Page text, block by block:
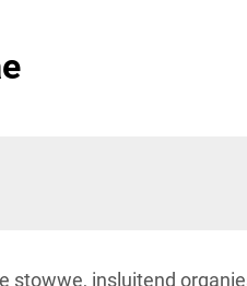
stowwe, insluitend